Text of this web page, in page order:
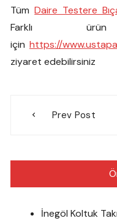
TümDaire Testere
Farklı
için https://
ziyaret edebilirsiniz
gezinmesi
Prev Post
İnegöl Koltuk